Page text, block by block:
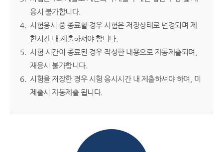
응시 불가합니다.
시험응시 중 종료할 경우 시험은 저장상태로 변경되며 제
한시간 내 제출하셔야 합니다.
시험 시간이 종료된 경우 작성한 내용으로 자동제출되며,
재응시 불가합니다.
시험을 저장한 경우 시험 응시시간 내 제출하셔야 하며, 미
제출시 자동제출 됩니다.